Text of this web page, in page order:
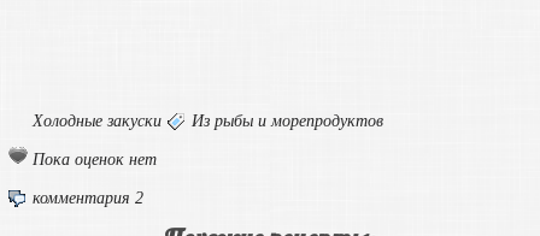
Холодные закуски Из рыбы и морепродуктов
Пока оценок нет
комментария 2